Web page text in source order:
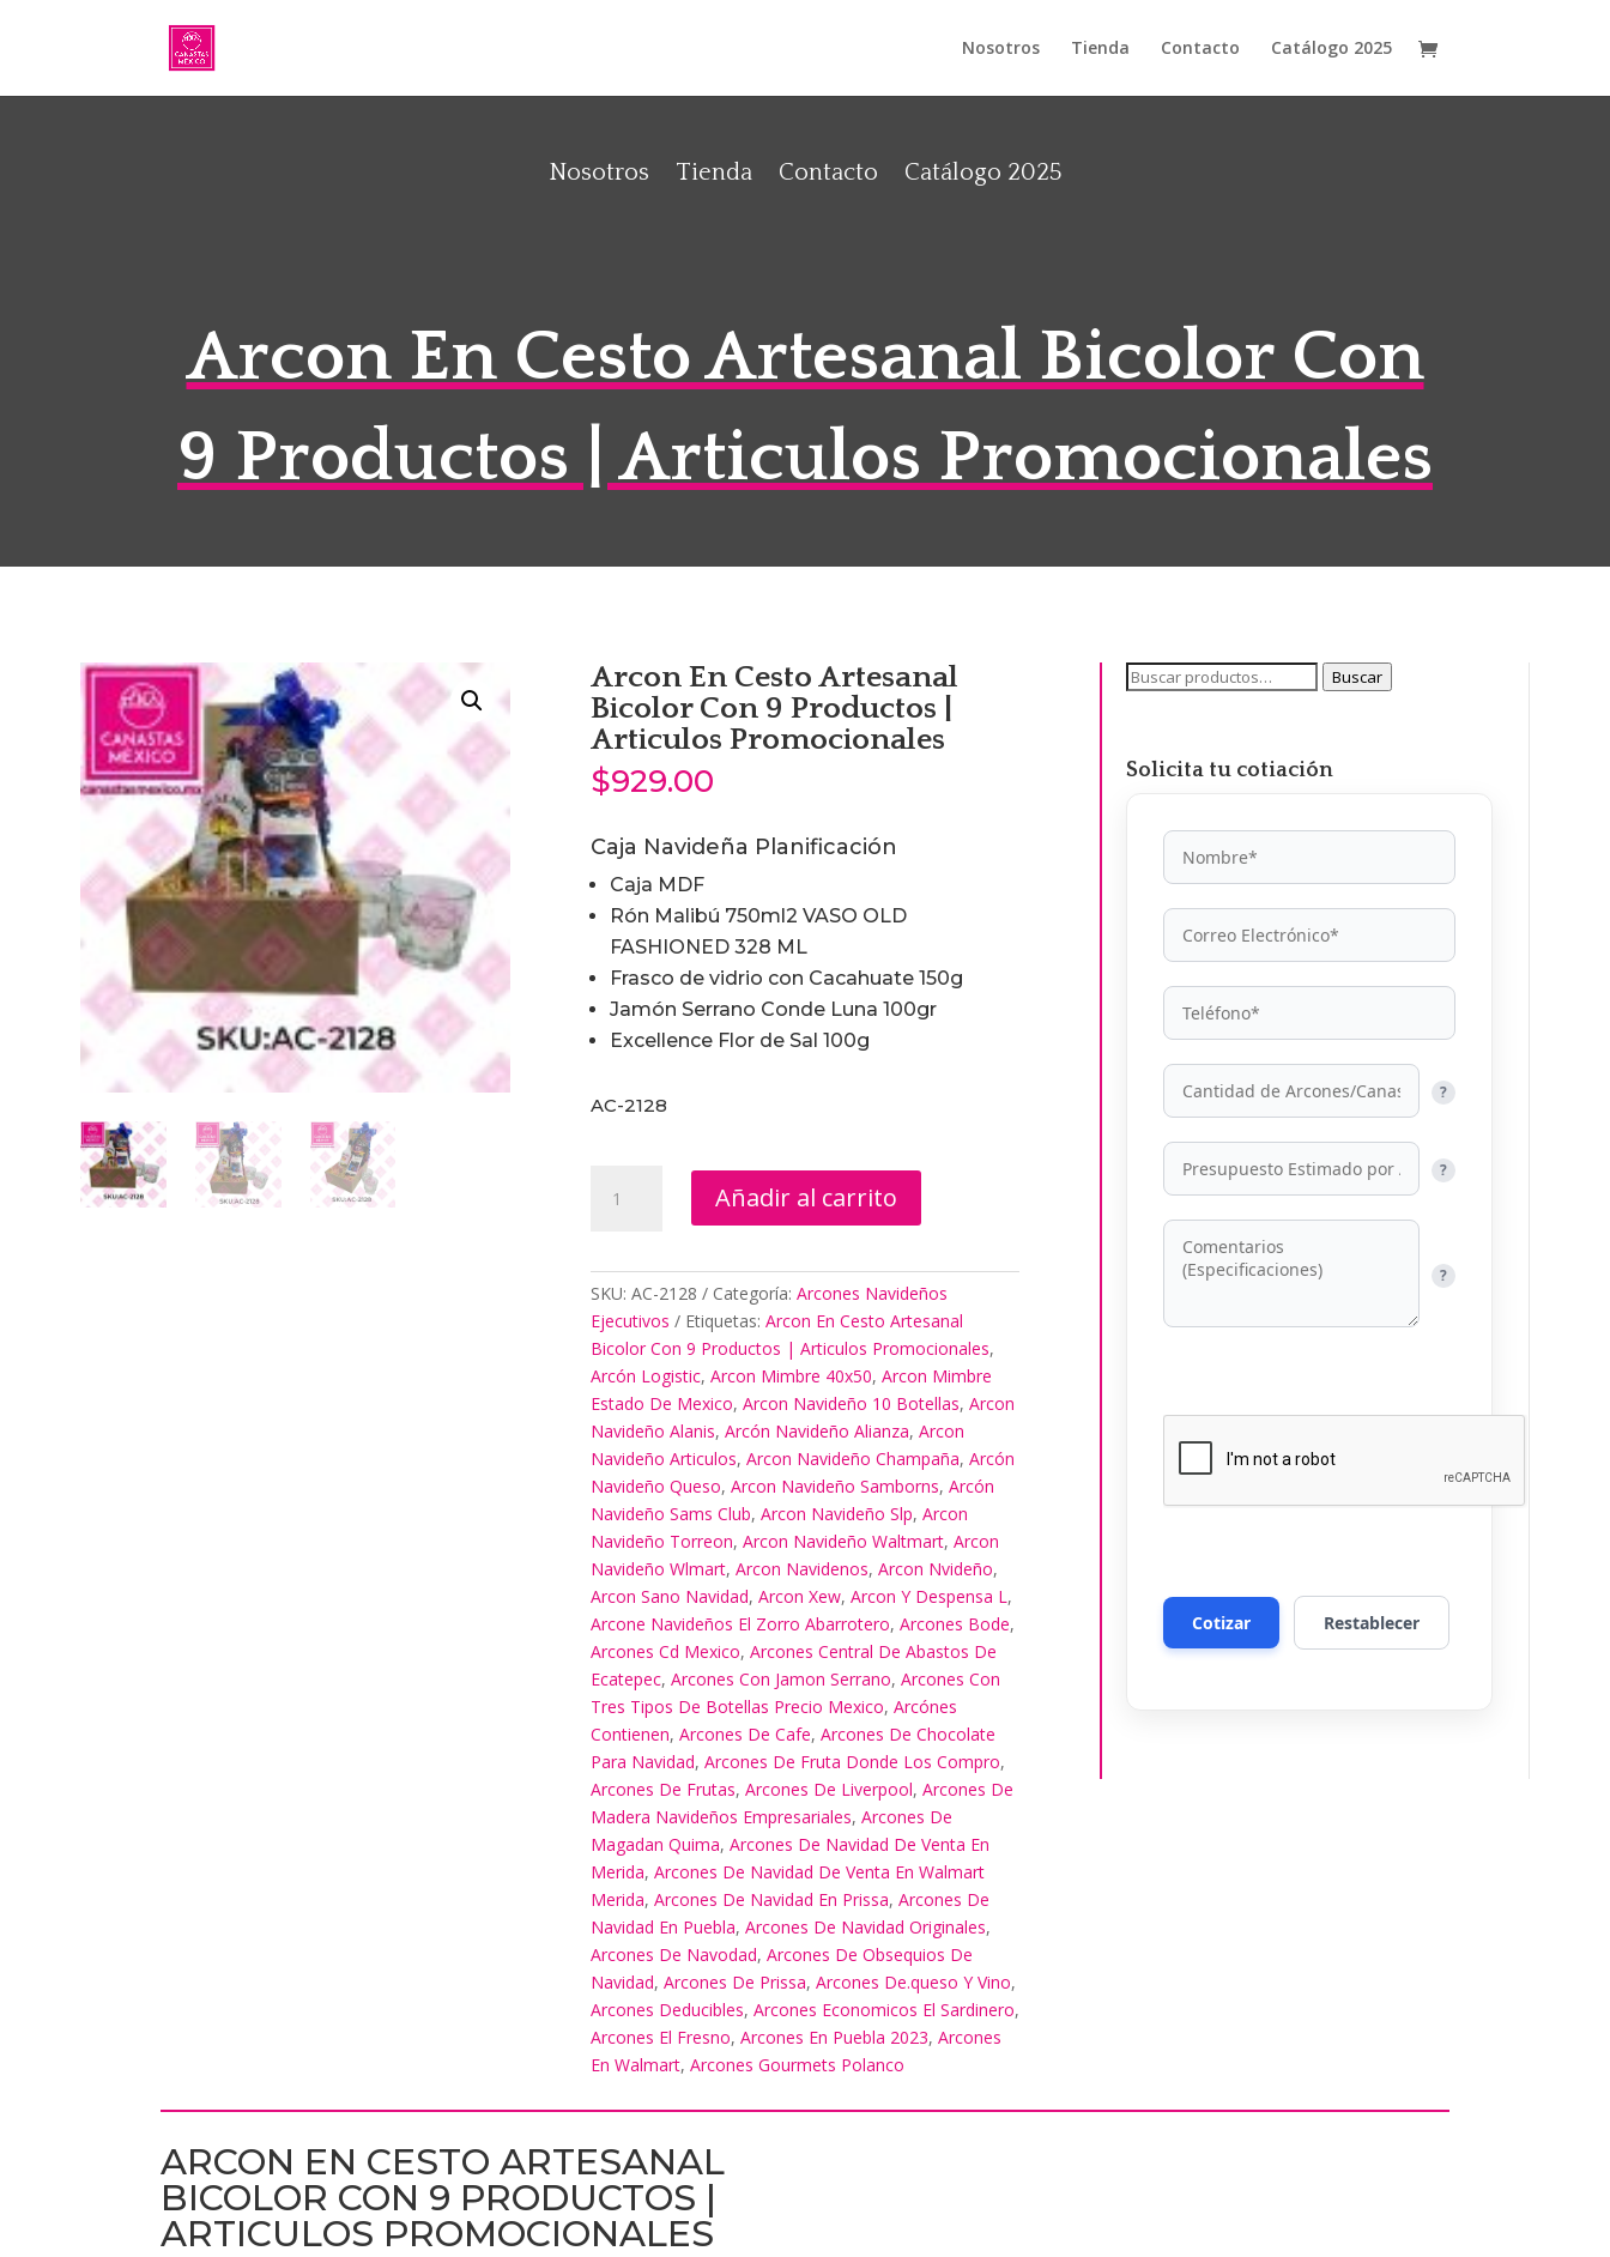
Nosotros Tienda Contacto Catálogo 2025
Nosotros Tienda Contacto Catálogo 2025
Arcon En Cesto Artesanal Bicolor Con
9 Productos | Articulos Promocionales
Arcon En Cesto Artesanal
Bicolor Con 9 Productos |
Articulos Promocionales
$929.00
Caja Navideña Planificación
Caja MDF
Rón Malibú 750ml2 VASO OLD
FASHIONED 328 ML
Frasco de vidrio con Cacahuate 150g
Jamón Serrano Conde Luna 100gr
Excellence Flor de Sal 100g
AC-2128
Bicolor
Con
9
Productos
|
Articulos
Promocionales
cantidad
Añadir al carrito
SKU: AC-2128 Categoría: Arcones Navideños
Ejecutivos
Etiquetas: Arcon En Cesto Artesanal
Bicolor Con 9 Productos | Articulos Promocionales,
Arcón Logistic, Arcon Mimbre 40x50, Arcon Mimbre
Estado De Mexico, Arcon Navideño 10 Botellas, Arcon
Navideño Alanis, Arcón Navideño Alianza, Arcon
Navideño Articulos, Arcon Navideño Champaña, Arcón
Navideño Queso, Arcon Navideño Samborns, Arcón
Navideño Sams Club, Arcon Navideño Slp, Arcon
Navideño Torreon, Arcon Navideño Waltmart, Arcon
Navideño Wlmart, Arcon Navidenos, Arcon Nvideño,
Arcon Sano Navidad, Arcon Xew, Arcon Y Despensa L,
Arcone Navideños El Zorro Abarrotero, Arcones Bode,
Arcones Cd Mexico, Arcones Central De Abastos De
Ecatepec, Arcones Con Jamon Serrano, Arcones Con
Tres Tipos De Botellas Precio Mexico, Arcónes
Contienen, Arcones De Cafe, Arcones De Chocolate
Para Navidad, Arcones De Fruta Donde Los Compro,
Arcones De Frutas, Arcones De Liverpool, Arcones De
Madera Navideños Empresariales, Arcones De
Magadan Quima, Arcones De Navidad De Venta En
Merida, Arcones De Navidad De Venta En Walmart
Merida, Arcones De Navidad En Prissa, Arcones De
Navidad En Puebla, Arcones De Navidad Originales,
Arcones De Navodad, Arcones De Obsequios De
Navidad, Arcones De Prissa, Arcones De.queso Y Vino,
Arcones Deducibles, Arcones Economicos El Sardinero,
Arcones El Fresno, Arcones En Puebla 2023, Arcones
En Walmart, Arcones Gourmets Polanco
Buscar
Buscar
Solicita tu cotiación
?
?
?
ARCON EN CESTO ARTESANAL
BICOLOR CON 9 PRODUCTOS |
ARTICULOS PROMOCIONALES